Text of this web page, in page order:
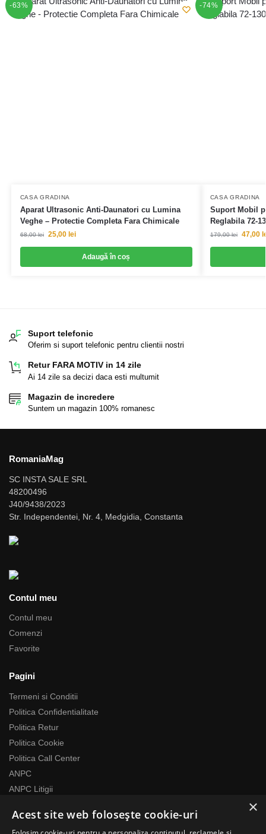
-63%
CASA GRADINA
Aparat Ultrasonic Anti-Daunatori cu Lumina
Veghe – Protectie Completa Fara Chimicale
68,00lei 25,00 lei
Adaugă în coș
-74%
CASA GRADINA
Suport Mobil
Reglabila 72-
179,00lei 47,00
Suport telefonic
Oferim si suport telefonic pentru clientii nostri
Retur FARA MOTIV in 14 zile
Ai 14 zile sa decizi daca esti multumit
Magazin de incredere
Suntem un magazin 100% romanesc
RomaniaMag
SC INSTA SALE SRL
48200496
J40/9438/2023
Str. Independentei, Nr. 4, Medgidia, Constanta
Contul meu
Contul meu
Comenzi
Favorite
Pagini
Termeni si Conditii
Politica Confidentialitate
Politica Retur
Politica Cookie
Politica Call Center
ANPC
ANPC Litigii
Despre noi
×
Acest site web folosește cookie-uri